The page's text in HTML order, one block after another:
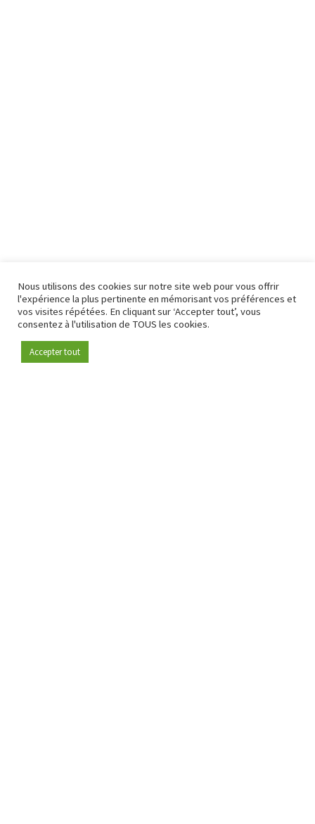
Devenez membre
Nous utilisons des cookies sur notre site web pour vous offrir
l'expérience la plus pertinente en mémorisant vos préférences et
vos visites répétées. En cliquant sur ‘Accepter tout’, vous
consentez à l'utilisation de TOUS les cookies.
Accepter tout